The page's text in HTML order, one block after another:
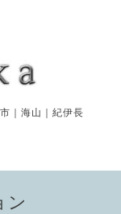
｜海山｜紀伊長
ン